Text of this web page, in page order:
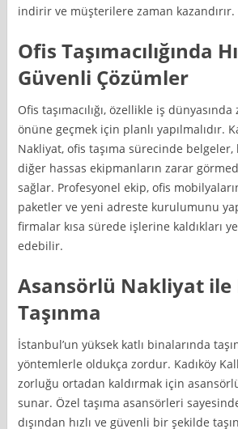
indirir ve müşterilere zaman kazandırır.
Ofis Taşımacılığında
Güvenli Çözümler
Ofis taşımacılığı, özellikle iş dünyasında
önüne geçmek için planlı yapılmalıdır.
Nakliyat, ofis taşıma sürecinde
diğer hassas ekipmanların zarar
sağlar. Profesyonel ekip, ofis
paketler ve yeni adreste kurulumunu
firmalar kısa sürede işlerine kaldıkları
edebilir.
Asansörlü Nakliyat ile
Taşınma
İstanbul’un yüksek katlı binalarında
yöntemlerle oldukça zordur. Kadıköy
zorluğu ortadan kaldırmak için
sunar. Özel taşıma asansörleri
dışından hızlı ve güvenli bir şekilde